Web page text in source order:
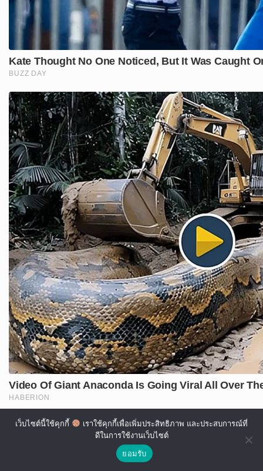
เว็บไซต์นี้ใช้คุกกี้
เราใช้คุกกี้เพื่อเพิ่มประสิทธิภาพ และประสบการณ์ที่
ดีในการใช้งานเว็บไซต์
ยอมรับ